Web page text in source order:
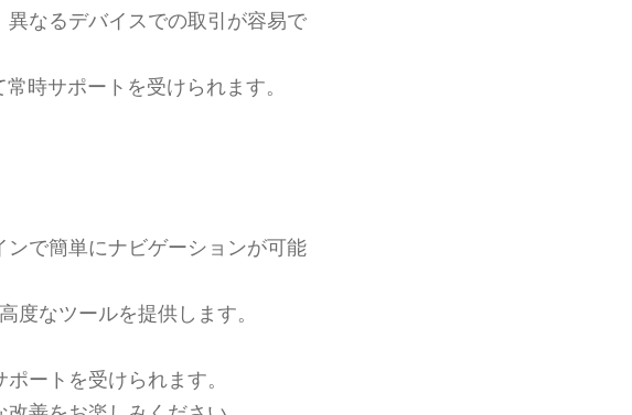
なるデバイスでの取引が容易で
時サポートを受けられます。
ンで簡単にナビゲーションが可能
度なツールを提供します。
ートを受けられます。